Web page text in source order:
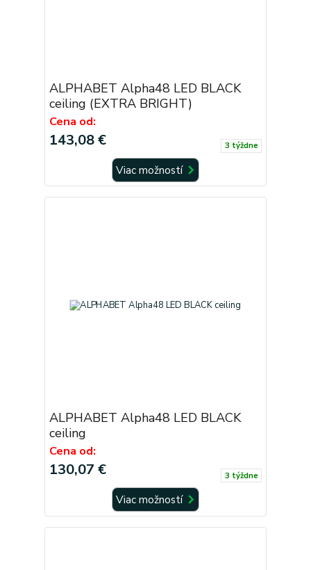
ALPHABET Alpha48 LED BLACK
ceiling (EXTRA BRIGHT)
Cena od:
143,08 € 3 týždne
Viac možností
ALPHABET Alpha48 LED BLACK
ceiling
Cena od:
130,07 € 3 týždne
Viac možností